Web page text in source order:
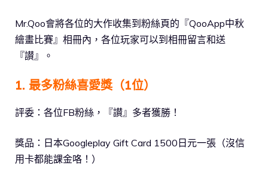
Mr.Qoo會將各位的大作收集到粉絲頁的『QooApp中秋
繪畫比賽』相冊內，各位玩家可以到相冊留言和送
『讃』。
1. 最多粉絲喜愛獎（1位）
評委：各位FB粉絲，『讃』多者獲勝！
獎品：日本Googleplay Gift Card 1500日元一張（沒信
用卡都能課金咯！）